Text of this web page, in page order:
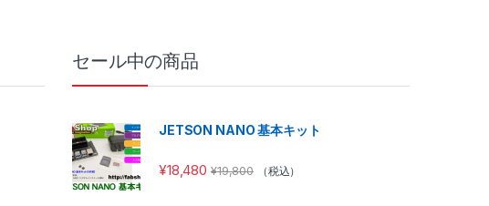
セール中の商品
JETSON NANO 基本キット
¥18,480 ¥19,800 （税込）